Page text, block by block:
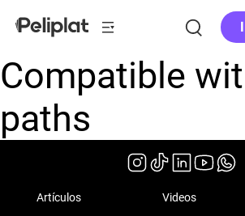
Compatible
paths
Artículos Videos